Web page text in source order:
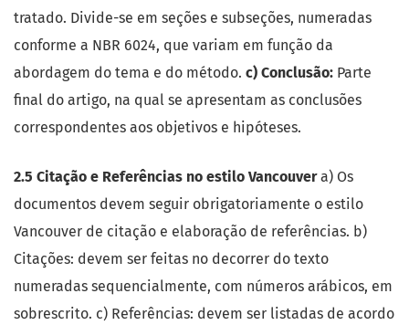
tratado. Divide-se em seções e subseções, numeradas
conforme a NBR 6024, que variam em função da
abordagem do tema e do método. c) Conclusão: Parte
final do artigo, na qual se apresentam as conclusões
correspondentes aos objetivos e hipóteses.
2.5 Citação e Referências no estilo Vancouvera) Os
documentos devem seguir obrigatoriamente o estilo
Vancouver de citação e elaboração de referências. b)
Citações: devem ser feitas no decorrer do texto
numeradas sequencialmente, com números arábicos, em
sobrescrito. c) Referências: devem ser listadas de acordo